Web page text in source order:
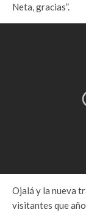
Neta, gracias”.
Ojalá y la nueva
visitantes que